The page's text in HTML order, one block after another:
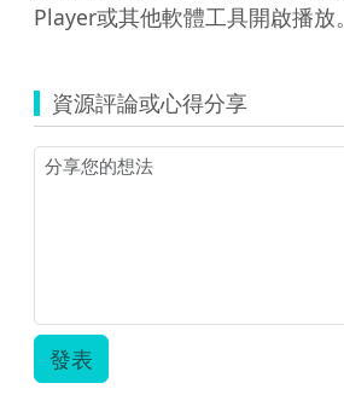
Player或其他軟體工具開啟播放。
資源評論或心得分享
發表